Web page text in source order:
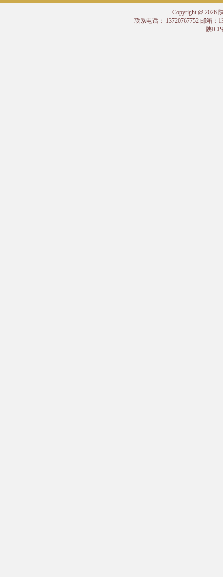
Copyright @ 2026
联系电话： 13720767752 邮箱：
陕ICP